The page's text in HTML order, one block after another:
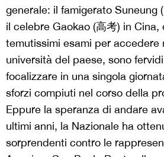
generale: il famigerato Suneung
il celebre Gaokao (高考) in Cina,
temutissimi esami per accedere
università del paese, sono
focalizzare in una singola
sforzi compiuti nel corso della
Eppure la speranza di andare
ultimi anni, la Nazionale ha
sorprendenti contro le